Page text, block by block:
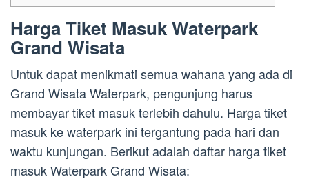
Harga Tiket Masuk Waterpark
Grand Wisata
Untuk dapat menikmati semua wahana yang ada di
Grand Wisata Waterpark, pengunjung harus
membayar tiket masuk terlebih dahulu. Harga tiket
masuk ke waterpark ini tergantung pada hari dan
waktu kunjungan. Berikut adalah daftar harga tiket
masuk Waterpark Grand Wisata: